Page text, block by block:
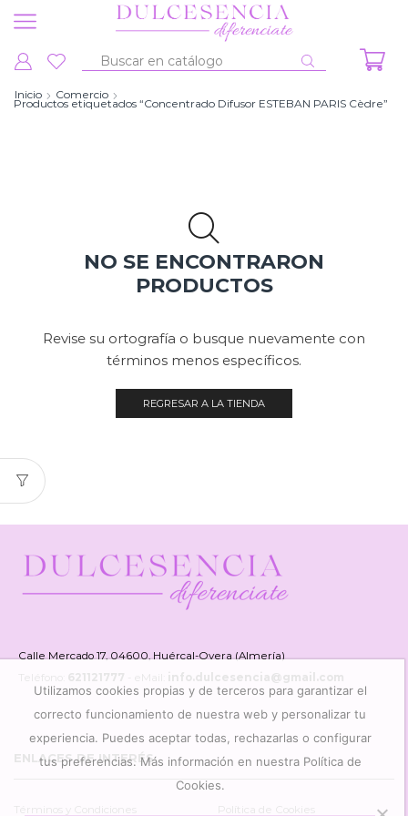
Entrada
búsqueda
Inicio Comercio
Productos etiquetados “Concentrado Difusor ESTEBAN PARIS Cèdre”
NO SE ENCONTRARON
PRODUCTOS
Revise su ortografía o busque nuevamente con
términos menos específicos.
REGRESAR A LA TIENDA
Calle Mercado 17, 04600, Huércal-Overa (Almería)
Teléfono: 621121777 info.dulcesencia@gmail.com
ENLACES DE INTERÉS
Términos y Condiciones Política de Cookies
Utilizamos cookies propias y de terceros para garantizar el
correcto funcionamiento de nuestra web y personalizar tu
experiencia. Puedes aceptar todas, rechazarlas o configurar
tus preferencias. Más información en nuestra Política de
Cookies.